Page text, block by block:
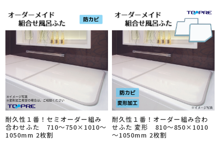
耐久性１番！セミオーダー組み
合わせふた 710～750×1010～
1050mm 2枚割
耐久性１番！オーダー組み合わ
せふた 変形 810～850×1010
～1050mm 2枚割